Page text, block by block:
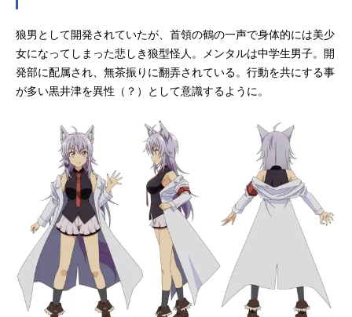
狼男として開発されていたが、首領の鶴の一声で身体的には美少
女になってしまった悲しき狼型怪人。メンタルは中学生男子。開
発部に配属され、無茶振りに翻弄されている。行動を共にする事
が多い黒井津を異性（？）として意識するように。